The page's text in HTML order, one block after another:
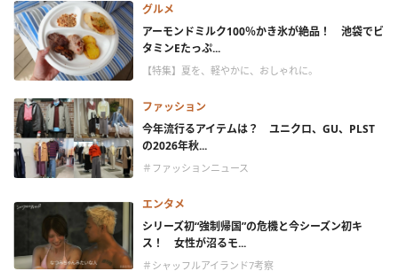
グルメ
アーモンドミルク100％かき氷が絶品！ 池袋でビ
タミンEたっぷ...
【特集】夏を、軽やかに、おしゃれに。
ファッション
今年流行るアイテムは？ ユニクロ、GU、PLST
の2026年秋...
＃ファッションニュース
エンタメ
シリーズ初“強制帰国”の危機と今シーズン初キ
ス！ 女性が沼るモ...
＃シャッフルアイランド7考察